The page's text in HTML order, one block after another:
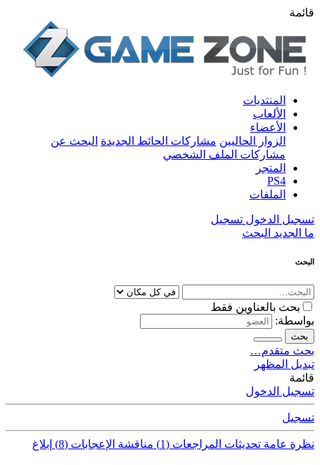
قائمة
المنتديات
الألعاب
الأعضاء
الزوار الحاليين مشاركات الحائط الجديدة البحث عن
مشاركات الملف الشخصي
المتجر
PS4
الملفات
تسجيل الدخول تسجيل
ما الجديد البحث
البحث
بحث بالعناوين فقط
بواسطة:
بحث
بحث متقدم…
تبديل المظهر
قائمة
تسجيل الدخول
تسجيل
نظرة عامة تحديثات المراجعات (1) مناقشة الإعجابات (8) إبلاغ